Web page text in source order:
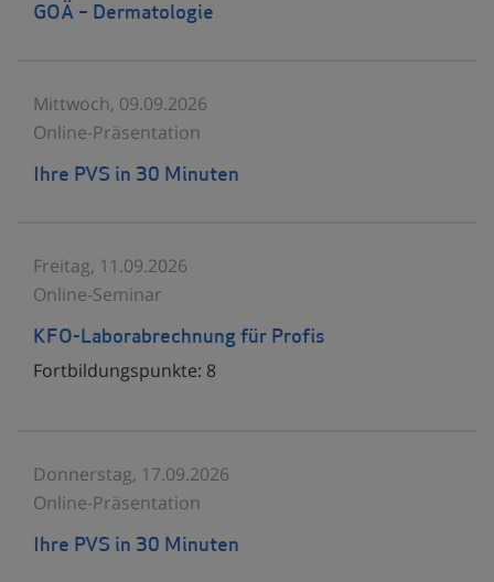
GOÄ – Dermatologie
Mittwoch, 09.09.2026
Online-Präsentation
Ihre PVS in 30 Minuten
Freitag, 11.09.2026
Online-Seminar
KFO-Laborabrechnung für Profis
Fortbildungspunkte: 8
Donnerstag, 17.09.2026
Online-Präsentation
Ihre PVS in 30 Minuten